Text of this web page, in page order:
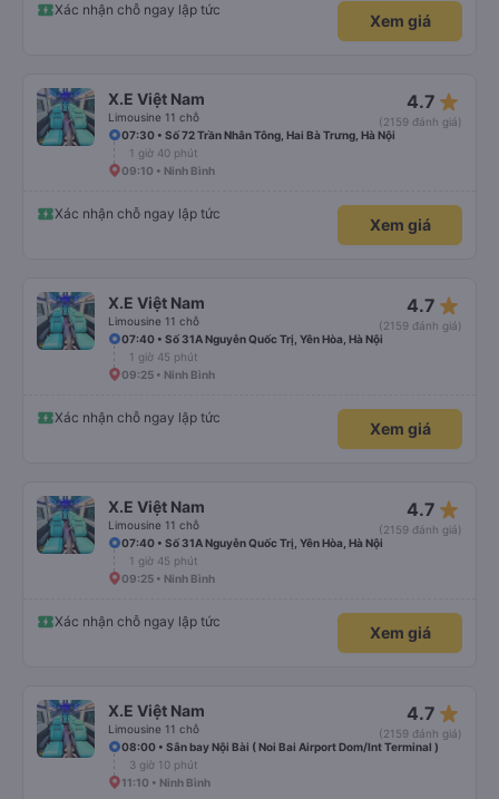
Xác nhận chỗ ngay lập tức
Xem giá
X.E Việt Nam
Limousine 11 chỗ
4.7 star_rate
(2159 đánh giá)
07:30 • Số 72 Trần Nhân Tông, Hai Bà Trưng, Hà Nội
1 giờ 40 phút
09:10 • Ninh Bình
Xác nhận chỗ ngay lập tức
Xem giá
X.E Việt Nam
Limousine 11 chỗ
4.7 star_rate
(2159 đánh giá)
07:40 • Số 31A Nguyễn Quốc Trị, Yên Hòa, Hà Nội
1 giờ 45 phút
09:25 • Ninh Bình
Xác nhận chỗ ngay lập tức
Xem giá
X.E Việt Nam
Limousine 11 chỗ
4.7 star_rate
(2159 đánh giá)
07:40 • Số 31A Nguyễn Quốc Trị, Yên Hòa, Hà Nội
1 giờ 45 phút
09:25 • Ninh Bình
Xác nhận chỗ ngay lập tức
Xem giá
X.E Việt Nam
Limousine 11 chỗ
4.7 star_rate
(2159 đánh giá)
08:00 • Sân bay Nội Bài ( Noi Bai Airport Dom/Int Terminal )
3 giờ 10 phút
11:10 • Ninh Bình